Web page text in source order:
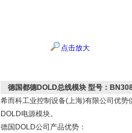
点击放大
德国都德DOLD总线模块 型号：
希而科工业控制设备(上海)有限公司优
DOLD电源模块。
德国DOLD公司产品优势：